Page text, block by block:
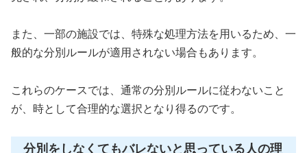
また、一部の施設では、特殊な処理方法を用いるため、一
般的な分別ルールが適用されない場合もあります。
これらのケースでは、通常の分別ルールに従わないこと
が、時として合理的な選択となり得るのです。
分別をしなくてもバレないと思っている人の理